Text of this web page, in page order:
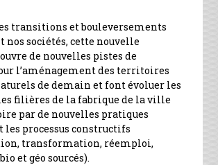
transitions et bouleversements
nos sociétés, cette nouvelle
de nouvelles pistes de
l’aménagement des territoires
de demain et font évoluer les
filières de la fabrique de la ville
par de nouvelles pratiques
les processus constructifs
transformation, réemploi,
et géo sourcés).